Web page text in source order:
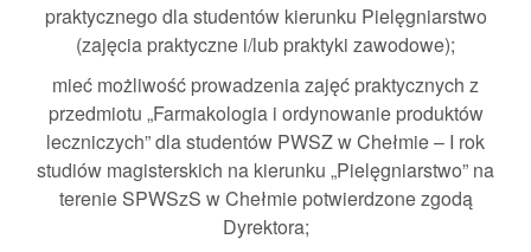
praktycznego dla studentów kierunku Pielęgniarstwo
(zajęcia praktyczne i/lub praktyki zawodowe);
mieć możliwość prowadzenia zajęć praktycznych z
przedmiotu „Farmakologia i ordynowanie produktów
leczniczych” dla studentów PWSZ w Chełmie – I rok
studiów magisterskich na kierunku „Pielęgniarstwo” na
terenie SPWSzS w Chełmie potwierdzone zgodą
Dyrektora;